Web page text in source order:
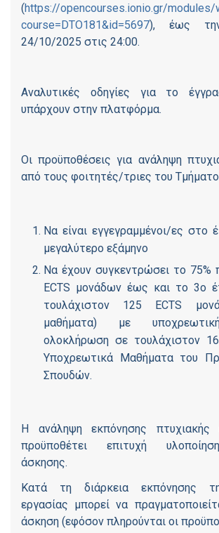
(https://opencourses.ionio.gr/modules/
course=DTO181&id=5697), έως
24/10/2025 στις 24:00.
Αναλυτικές οδηγίες για το
υπάρχουν στην πλατφόρμα.
Οι προϋποθέσεις για ανάληψη
από τους φοιτητές/τριες του
Να είναι εγγεγραμμένοι/ες στο
μεγαλύτερο εξάμηνο
Να έχουν συγκεντρώσει το 75%
ECTS μονάδων έως και το 3ο
τουλάχιστον 125 ECTS
μαθήματα) με
ολοκλήρωση σε τουλάχιστον
Υποχρεωτικά Μαθήματα του
Σπουδών.
Η ανάληψη εκπόνησης πτυχιακής
προϋποθέτει επιτυχή
άσκησης.
Κατά τη διάρκεια εκπόνησης
εργασίας μπορεί να
άσκηση (εφόσον πληρούνται οι